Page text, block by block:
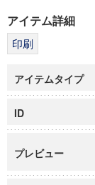
科学研究
博士課程
アイテム詳細
アイテムタイプ
ID
プレビュー